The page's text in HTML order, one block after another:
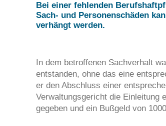
Bei einer fehlenden
Sach- und Personenschäden
verhängt werden.
In dem betroffenen Sachverhalt
entstanden, ohne das eine
er den Abschluss einer
Verwaltungsgericht die Einleitung
gegeben und ein Bußgeld von